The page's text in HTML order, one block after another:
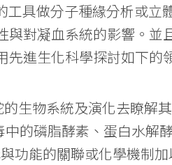
具做分子種緣分析或立
對凝血系統的影響。並
進生化科學探討如下的
生物系統及演化去瞭解
的磷脂酵素、蛋白水解
功能的關聯或化學機制